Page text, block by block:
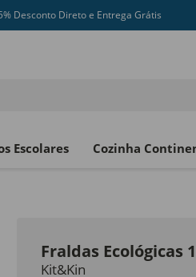
Desconto Direto e Entrega Grátis
Escolares Cozinha
Fraldas Ecológicas
Kit&Kin